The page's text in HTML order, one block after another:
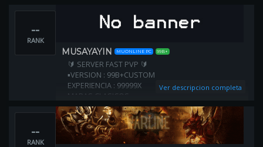
Drop Rate: 30%
Max Level: 400
--
RANK
MUSAYAYIN MUONLINE PC 99B+
🔰 SERVER FAST PVP 🔰
▪️VERSION : 99B+CUSTOM
EXPERIENCIA : 99999X
MAPAS CLASICOS
WCOIN EN EVENTOS Y INVASIONES
HORARIO DE EVENTOS Y INVASIONES EN EL JUEGO
ARMA TUS ITEMS F.O DENTRO DEL SERVIDOR
WEB OFICIAL: https://www.musayayin.com
Ver descripcion completa
--
RANK